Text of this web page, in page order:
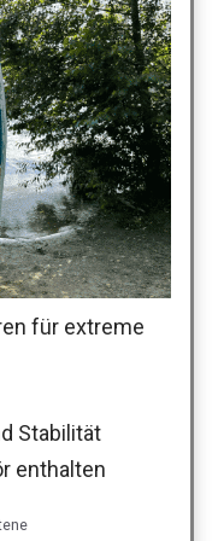
für extreme
Stabilität
enthalten